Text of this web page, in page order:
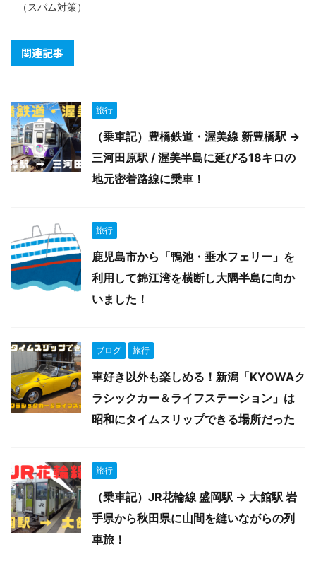
（スパム対策）
関連記事
旅行
（乗車記）豊橋鉄道・渥美線 新豊橋駅 →
三河田原駅 / 渥美半島に延びる18キロの
地元密着路線に乗車！
旅行
鹿児島市から「鴨池・垂水フェリー」を
利用して錦江湾を横断し大隅半島に向か
いました！
ブログ 旅行
車好き以外も楽しめる！新潟「KYOWAク
ラシックカー＆ライフステーション」は
昭和にタイムスリップできる場所だった
旅行
（乗車記）JR花輪線 盛岡駅 → 大館駅 岩
手県から秋田県に山間を縫いながらの列
車旅！